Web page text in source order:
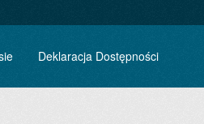
Deklaracja Dostępności